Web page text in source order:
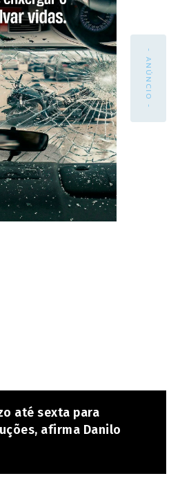
- ANÚNCIO -
até sexta para
afirma Danilo